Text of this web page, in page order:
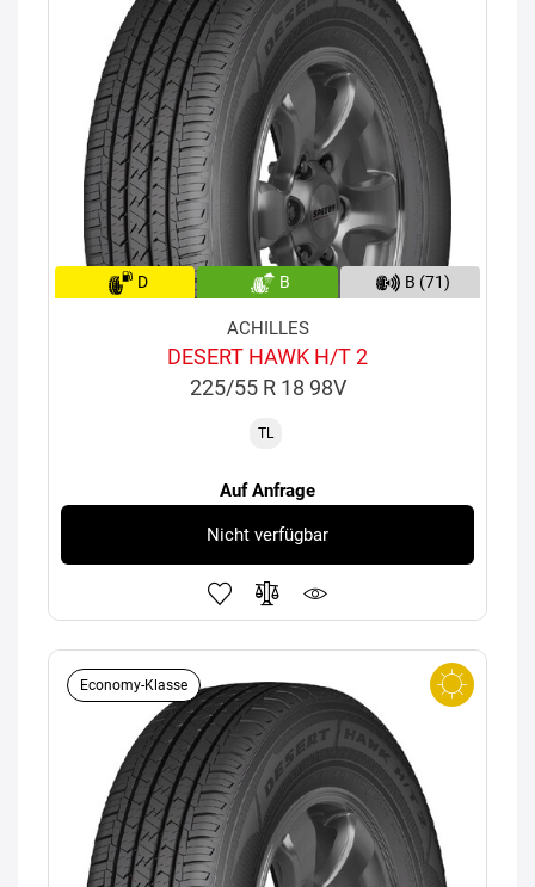
D B B (71)
ACHILLES
DESERT HAWK H/T 2
225/55 R 18 98V
TL
Auf Anfrage
Nicht verfügbar
Economy-Klasse